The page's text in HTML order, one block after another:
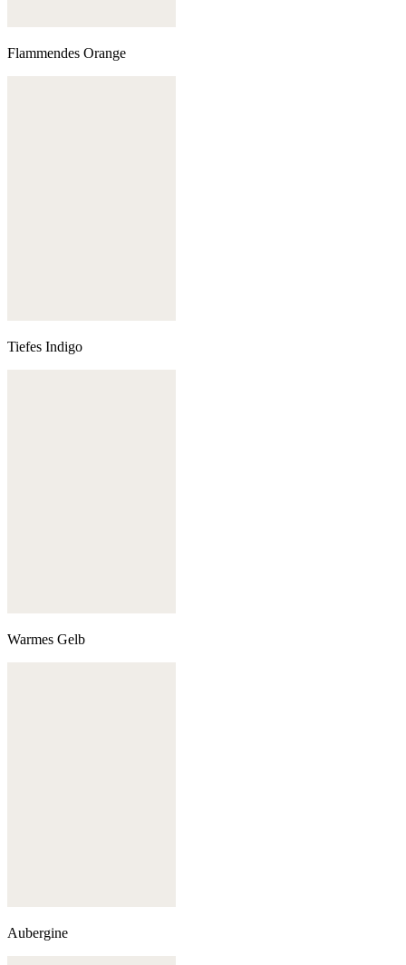
Flammendes Orange
Tiefes Indigo
Warmes Gelb
Aubergine